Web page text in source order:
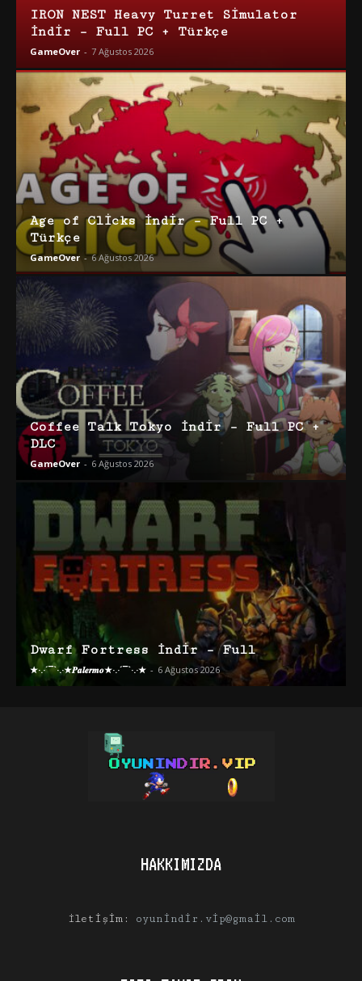
IRON NEST Heavy Turret Simulator
İndir – Full PC + Türkçe
GameOver - 7 Ağustos 2026
Age of Clicks İndir – Full PC +
Türkçe
GameOver - 6 Ağustos 2026
Coffee Talk Tokyo İndir – Full PC +
DLC
GameOver - 6 Ağustos 2026
Dwarf Fortress İndir – Full
★·.·´¯`·.·★𝑷𝒂𝒍𝒆𝒓𝒎𝒐★·.·´¯`·.·★ - 6 Ağustos 2026
HAKKIMIZDA
İletişim: oyunindir.vip@gmail.com